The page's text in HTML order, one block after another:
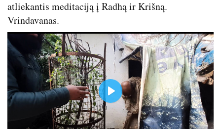
atliekantis meditaciją į Radhą ir Krišną.
Vrindavanas.
P
l
a